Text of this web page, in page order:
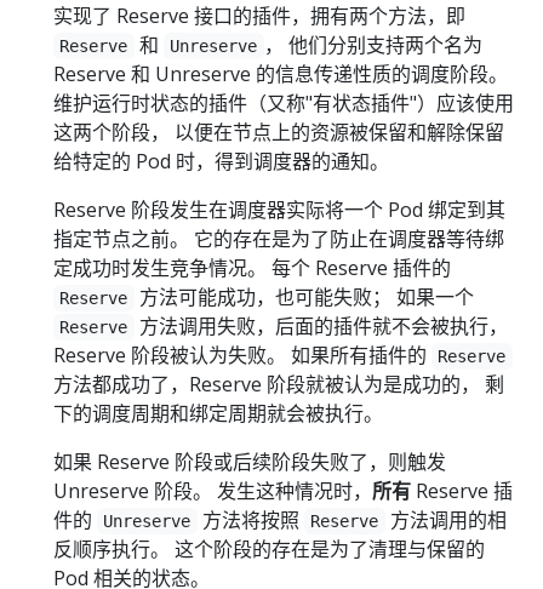
实现了 Reserve 接口的插件，拥有两个方法，即
Reserve 和 Unreserve ， 他们分别支持两个名为
Reserve 和 Unreserve 的信息传递性质的调度阶段。
维护运行时状态的插件（又称"有状态插件"）应该使用
这两个阶段， 以便在节点上的资源被保留和解除保留
给特定的 Pod 时，得到调度器的通知。
Reserve 阶段发生在调度器实际将一个 Pod 绑定到其
指定节点之前。 它的存在是为了防止在调度器等待绑
定成功时发生竞争情况。 每个 Reserve 插件的
Reserve 方法可能成功，也可能失败； 如果一个
Reserve
方法调用失败，后面的插件就不会被执行，
Reserve 阶段被认为失败。 如果所有插件的
Reserve
方法都成功了，Reserve 阶段就被认为是成功的， 剩
下的调度周期和绑定周期就会被执行。
如果 Reserve 阶段或后续阶段失败了，则触发
Unreserve 阶段。 发生这种情况时， 所有 Reserve 插
件的
Unreserve 方法将按照 Reserve
方法调用的相
反顺序执行。 这个阶段的存在是为了清理与保留的
Pod 相关的状态。